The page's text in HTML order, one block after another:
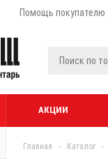
Помощь покупателю
АКЦИИ
Главная - Каталог -